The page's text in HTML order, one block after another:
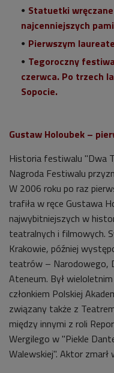
Statuetki
najcenniejszych
Pierwszym
Tegoroczny
czerwca. Po trzech
Sopocie.
Gustaw Holoubek –
Historia festiwalu "Dwa
Nagroda Festiwalu
W 2006 roku po raz
trafiła w ręce Gustawa
najwybitniejszych w
teatralnych i filmowych.
Krakowie, później
teatrów – Narodowego,
Ateneum. Był
członkiem Polskiej
związany także z
między innymi z roli
Wergilego w "Piekle
Walewskiej". Aktor zmarł